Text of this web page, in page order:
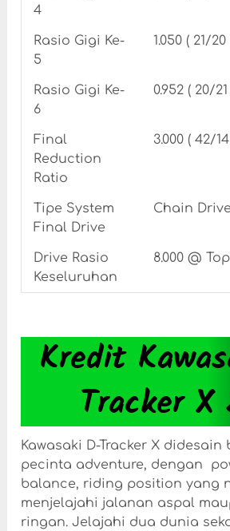
4
Rasio Gigi Ke-
5
1.050 ( 21/20
Rasio Gigi Ke-
6
0.952 ( 20/21
Final
Reduction
Ratio
3.000 ( 42/
Tipe System
Final Drive
Chain Drive
Drive Rasio
Keseluruhan
8.000 @
Kredit
Tracker X
Kawasaki D-Tracker X didesain
pecinta adventure, dengan
balance, riding position yang
menjelajahi jalanan aspal
ringan. Jelajahi dua dunia